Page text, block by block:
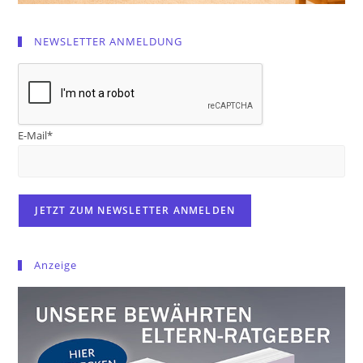
NEWSLETTER ANMELDUNG
E-Mail*
Anzeige